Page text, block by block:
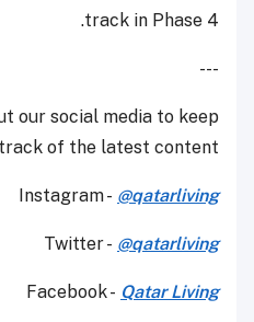
track in Phase 4.
---
our social media to keep
track of the latest content.
Instagram - @qatarliving
Twitter - @qatarliving
Facebook - Qatar Living